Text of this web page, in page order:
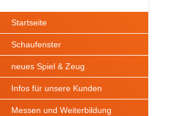
Startseite
Schaufenster
neues Spiel & Zeug
Infos für unsere Kunden
Messen und Weiterbildung